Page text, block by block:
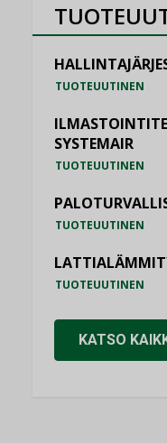
TUOTEUUTINEN
SYSTEMAIR
TUOTEUUTINEN
TUOTEUUTINEN
TUOTEUUTINEN
KATSO